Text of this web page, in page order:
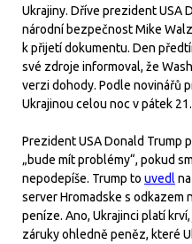
Ukrajiny. Dříve prezident USA
národní bezpečnost Mike
k přijetí dokumentu. Den
své zdroje informoval, že
verzi dohody. Podle novinářů
Ukrajinou celou noc v pátek
Prezident USA Donald Trump
„bude mít problémy“, pokud
nepodepíše. Trump to uvedl
server Hromadske s odkazem
peníze. Ano, Ukrajinci platí
záruky ohledně peněz, které